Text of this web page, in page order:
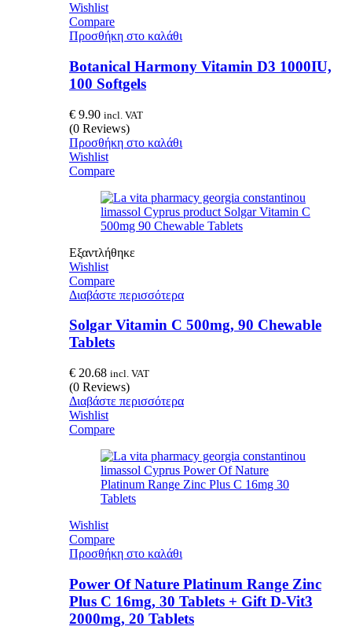
Wishlist
Compare
Προσθήκη στο καλάθι
Botanical Harmony Vitamin D3 1000IU,
100 Softgels
€ 9.90 incl. VAT
(0 Reviews)
Προσθήκη στο καλάθι
Wishlist
Compare
Εξαντλήθηκε
Wishlist
Compare
Διαβάστε περισσότερα
Solgar Vitamin C 500mg, 90 Chewable
Tablets
€ 20.68 incl. VAT
(0 Reviews)
Διαβάστε περισσότερα
Wishlist
Compare
Wishlist
Compare
Προσθήκη στο καλάθι
Power Of Nature Platinum Range Zinc
Plus C 16mg, 30 Tablets + Gift D-Vit3
2000mg, 20 Tablets